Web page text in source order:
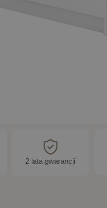
2 lata gwarancji